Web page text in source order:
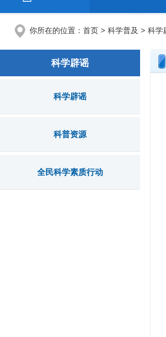
你所在的位置： 首页 > 科学普及 > 科学
科学辟谣
科学辟谣
科普资源
全民科学素质行动